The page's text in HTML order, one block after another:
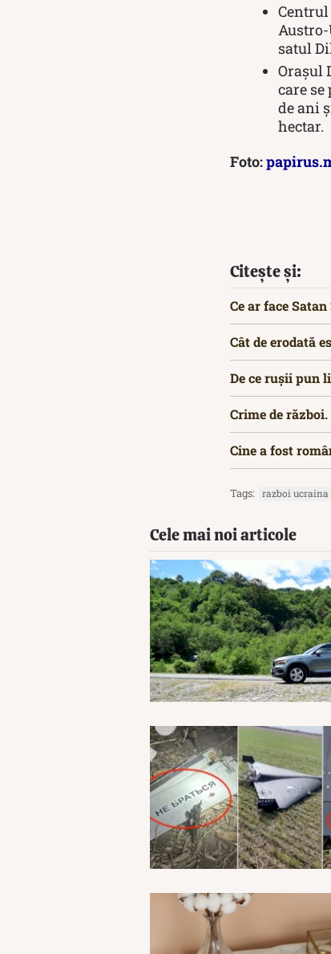
satul
Orașul
care
de ani
hectar.
Foto:
Citește și:
Ce ar face
Cât de erodată
De ce rușii pun
Crime de
Cine a fost
Tags: razboi ucraina
Cele mai noi articole